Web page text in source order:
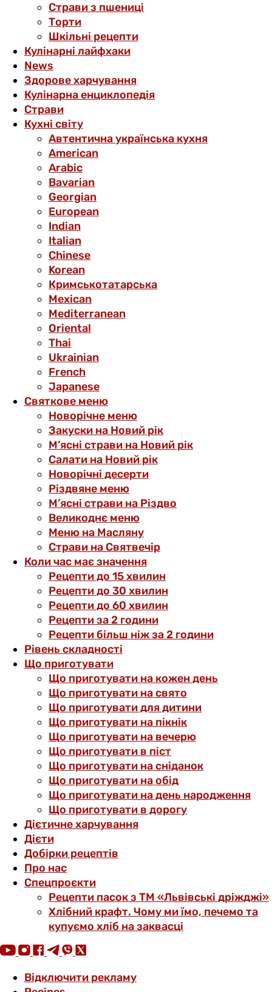
Страви з пшениці
Торти
Шкільні рецепти
Кулінарні лайфхаки
News
Здорове харчування
Кулінарна енциклопедія
Страви
Кухні світу
Автентична українська кухня
American
Arabic
Bavarian
Georgian
European
Indian
Italian
Chinese
Korean
Кримськотатарська
Mexican
Mediterranean
Oriental
Thai
Ukrainian
French
Japanese
Святкове меню
Новорічне меню
Закуски на Новий рік
М’ясні страви на Новий рік
Салати на Новий рік
Новорічні десерти
Різдвяне меню
М’ясні страви на Різдво
Великоднє меню
Меню на Масляну
Страви на Святвечір
Коли час має значення
Рецепти до 15 хвилин
Рецепти до 30 хвилин
Рецепти до 60 хвилин
Рецепти за 2 години
Рецепти більш ніж за 2 години
Рівень складності
Що приготувати
Що приготувати на кожен день
Що приготувати на свято
Що приготувати для дитини
Що приготувати на пікнік
Що приготувати на вечерю
Що приготувати в піст
Що приготувати на сніданок
Що приготувати на обід
Що приготувати на день народження
Що приготувати в дорогу
Дієтичне харчування
Дієти
Добірки рецептів
Про нас
Спецпроєкти
Рецепти пасок з ТМ «Львівські дріжджі»
Хлібний крафт. Чому ми їмо, печемо та
купуємо хліб на заквасці
Відключити рекламу